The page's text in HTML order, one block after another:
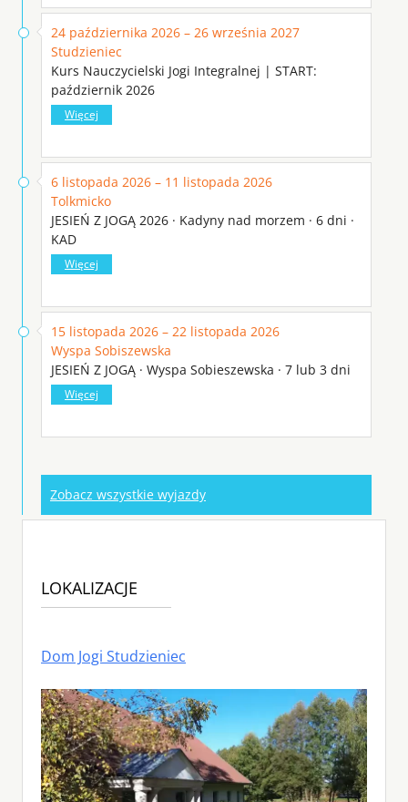
24 października 2026 – 26 września 2027
Studzieniec
Kurs Nauczycielski Jogi Integralnej | START:
październik 2026
Więcej
6 listopada 2026 – 11 listopada 2026
Tolkmicko
JESIEŃ Z JOGĄ 2026 · Kadyny nad morzem · 6 dni ·
KAD
Więcej
15 listopada 2026 – 22 listopada 2026
Wyspa Sobiszewska
JESIEŃ Z JOGĄ · Wyspa Sobieszewska · 7 lub 3 dni
Więcej
Zobacz wszystkie wyjazdy
LOKALIZACJE
Dom Jogi Studzieniec